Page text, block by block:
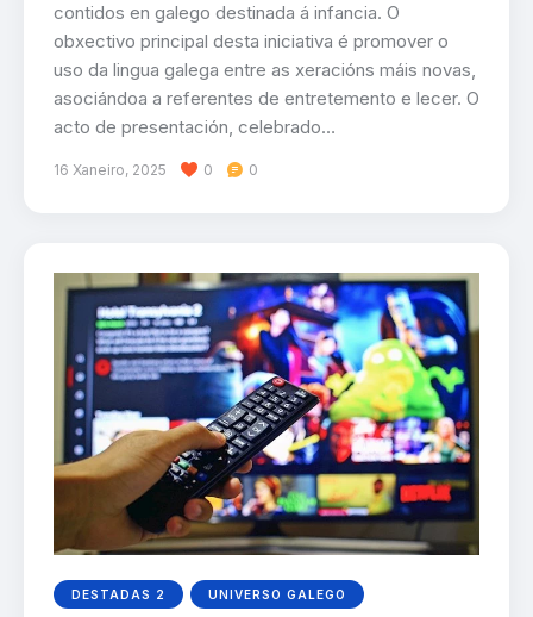
contidos en galego destinada á infancia. O
obxectivo principal desta iniciativa é promover o
uso da lingua galega entre as xeracións máis novas,
asociándoa a referentes de entretemento e lecer. O
acto de presentación, celebrado…
16 Xaneiro, 2025 0 0
DESTADAS 2 UNIVERSO GALEGO